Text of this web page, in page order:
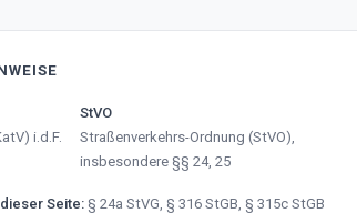
i.d.F.
StVO
Straßenverkehrs-Ordnung (StVO),
insbesondere §§ 24, 25
Seite: § 24a StVG, § 316 StGB, § 315c StGB